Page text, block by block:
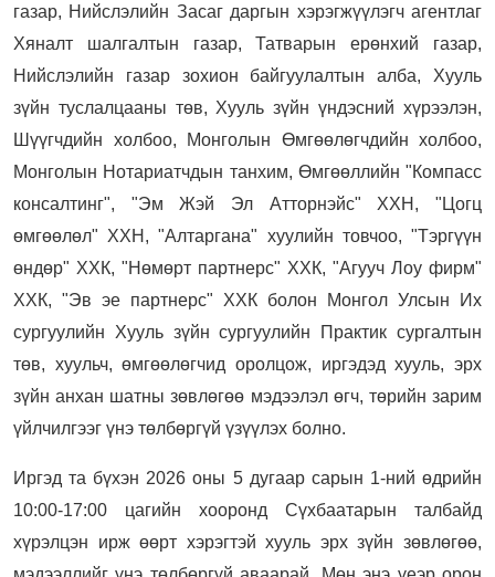
газар, Нийслэлийн Засаг даргын хэрэгжүүлэгч агентлаг
Хяналт шалгалтын газар, Татварын ерөнхий газар,
Нийслэлийн газар зохион байгуулалтын алба, Хууль
зүйн туслалцааны төв, Хууль зүйн үндэсний хүрээлэн,
Шүүгчдийн холбоо, Монголын Өмгөөлөгчдийн холбоо,
Монголын Нотариатчдын танхим, Өмгөөллийн "Компасс
консалтинг", "Эм Жэй Эл Атторнэйс" ХХН, "Цогц
өмгөөлөл" ХХН, "Алтаргана" хуулийн товчоо, "Тэргүүн
өндөр" ХХК, "Нөмөрт партнерс" ХХК, "Агууч Лоу фирм"
ХХК, "Эв эе партнерс" ХХК болон Монгол Улсын Их
сургуулийн Хууль зүйн сургуулийн Практик сургалтын
төв, хуульч, өмгөөлөгчид оролцож, иргэдэд хууль, эрх
зүйн анхан шатны зөвлөгөө мэдээлэл өгч, төрийн зарим
үйлчилгээг үнэ төлбөргүй үзүүлэх болно.
​Иргэд та бүхэн 2026 оны 5 дугаар сарын 1-ний өдрийн
10:00-17:00 цагийн хооронд Сүхбаатарын талбайд
хүрэлцэн ирж өөрт хэрэгтэй хууль эрх зүйн зөвлөгөө,